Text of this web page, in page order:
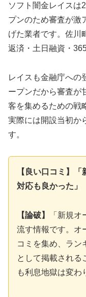
ソフト闇金レイスは
プンのため審査が激
げた業者です。佐川
返済・土日融資・
レイスも金融庁への
ープンだから審査が
客を集めるための戦
実際には開設当初か
す。
【良い口コミ】
対応も良かった」
【論破】
「新規
流す情報です。オ
コミを集め、ラン
として掲載される
も利息地獄は変わ